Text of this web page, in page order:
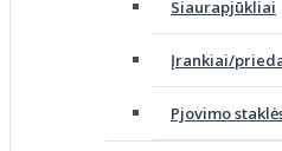
Siaurapjūkliai
Įrankiai/
Pjovimo